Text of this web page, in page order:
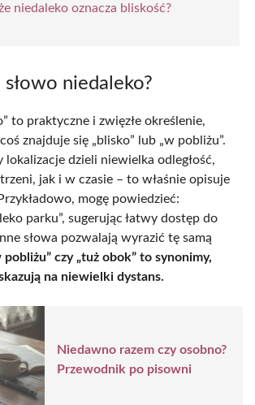
niedaleko oznacza bliskość?
słowo niedaleko?
to praktyczne i zwięzłe określenie,
znajduje się „blisko” lub „w pobliżu”.
lokalizacje dzieli niewielka odległość,
jak i w czasie – to właśnie opisuje
mogę powiedzieć:
parku”, sugerując łatwy dostęp do
słowa pozwalają wyrazić tę samą
pobliżu” czy „tuż obok” to synonimy,
na niewielki dystans.
Niedawno razem czy osobno?
Przewodnik po pisowni